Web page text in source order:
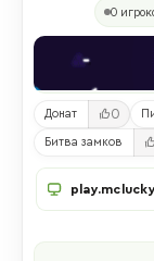
0
Донат 0
Битва замков